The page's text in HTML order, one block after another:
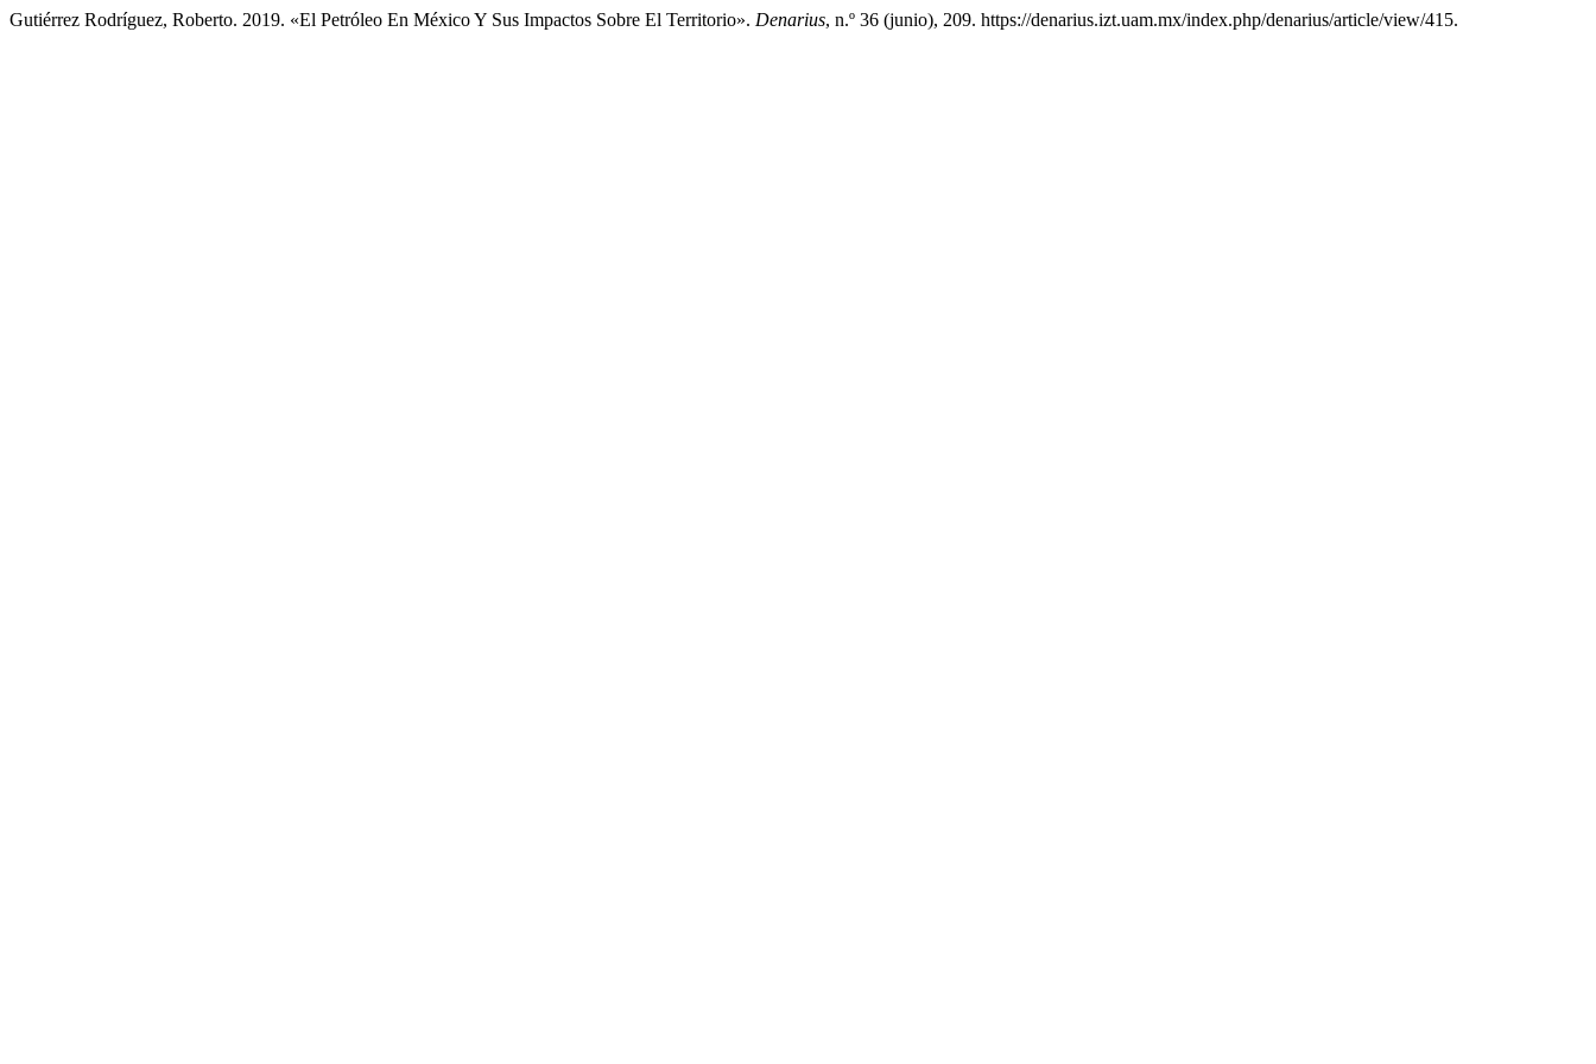
Gutiérrez Rodríguez, Roberto. 2019. «El Petróleo En México Y Sus Impactos Sobre El Territorio». Denarius, n.º 36 (junio), 209. https://denarius.izt.uam.mx/index.php/denarius/article/view/415.